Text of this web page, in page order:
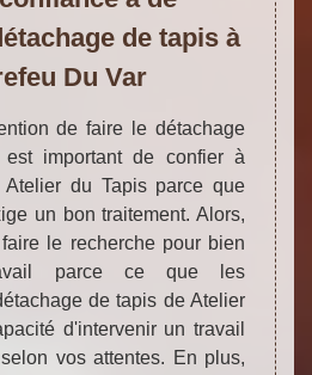
de tapis à
Du Var
de faire le détachage
important de confier à
Atelier du Tapis parce que
un bon traitement. Alors,
le recherche pour bien
parce ce que les
de tapis de Atelier
d'intervenir un travail
vos attentes. En plus,